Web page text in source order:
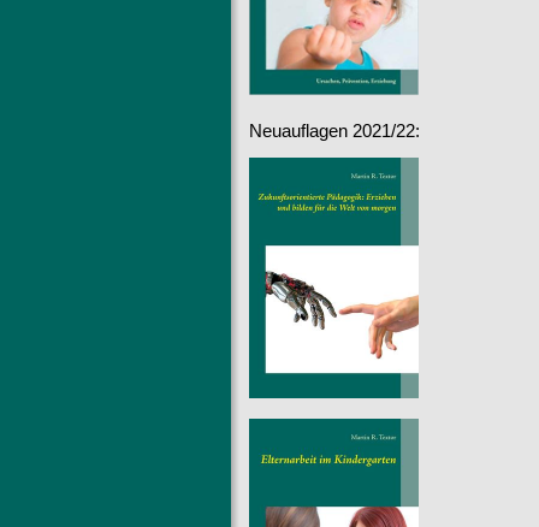
Neuauflagen 2021/22: